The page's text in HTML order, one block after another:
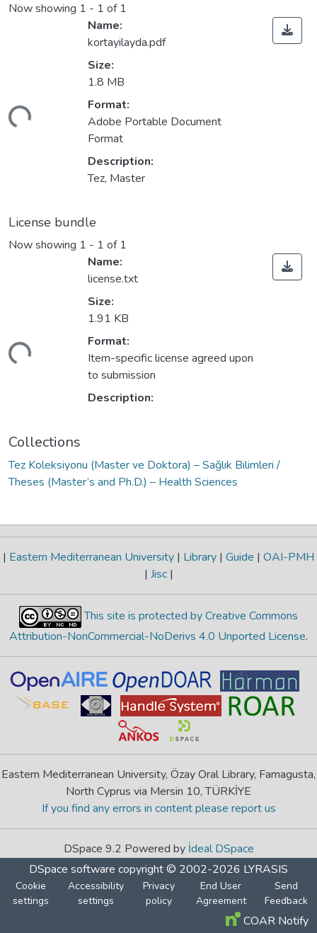
Now showing 1 - 1 of 1
Loading...
Name:
kortayilayda.pdf
Size:
1.8 MB
Format:
Adobe Portable Document
Format
Description:
Tez, Master
License bundle
Now showing 1 - 1 of 1
Loading...
Name:
license.txt
Size:
1.91 KB
Format:
Item-specific license agreed upon
to submission
Description:
Collections
Tez Koleksiyonu (Master ve Doktora) – Sağlık Bilimleri /
Theses (Master’s and Ph.D.) – Health Sciences
| Eastern Mediterranean University | Library | Guide | OAI-PMH
| Jisc |
This site is protected by Creative Commons
Attribution-NonCommercial-NoDerivs 4.0 Unported License.
Eastern Mediterranean University, Özay Oral Library, Famagusta,
North Cyprus via Mersin 10, TÜRKİYE
If you find any errors in content please report us
DSpace 9.2 Powered by İdeal DSpace
DSpace software copyright © 2002-2026 LYRASIS
Cookie
settings
Accessibility
settings
Privacy
policy
End User
Agreement
Send
Feedback
COAR Notify